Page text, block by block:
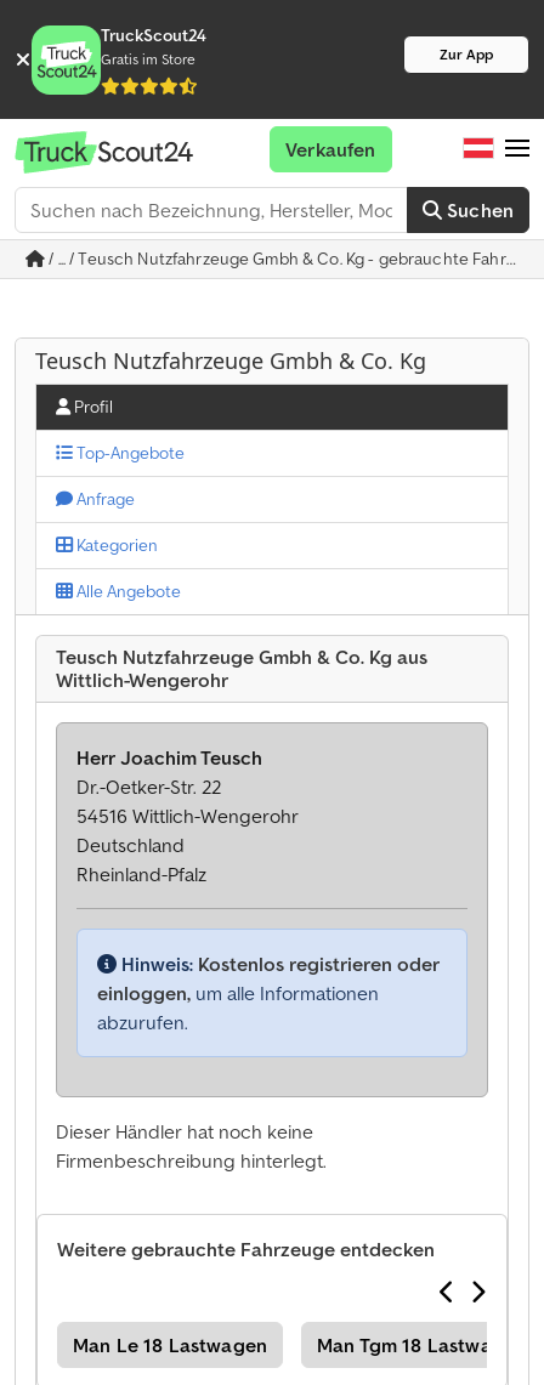
TruckScout24
Gratis im Store Zur App
Suchen
Verkaufen
/ ... / Teusch Nutzfahrzeuge Gmbh & Co. Kg - gebrauchte
Teusch Nutzfahrzeuge Gmbh & Co. Kg
Profil
Top-Angebote
Anfrage
Kategorien
Alle Angebote
Teusch Nutzfahrzeuge Gmbh & Co. Kg aus
Wittlich-Wengerohr
Dieser Händler hat noch keine
Firmenbeschreibung hinterlegt.
Herr Joachim Teusch
Dr.-Oetker-Str. 22
54516 Wittlich-Wengerohr
Deutschland
Rheinland-Pfalz
Hinweis: Kostenlos registrieren oder
einloggen, um alle Informationen
abzurufen.
Weitere gebrauchte Fahrzeuge entdecken
Man Le 18 Lastwagen Man Tgm 18 Lastwagen